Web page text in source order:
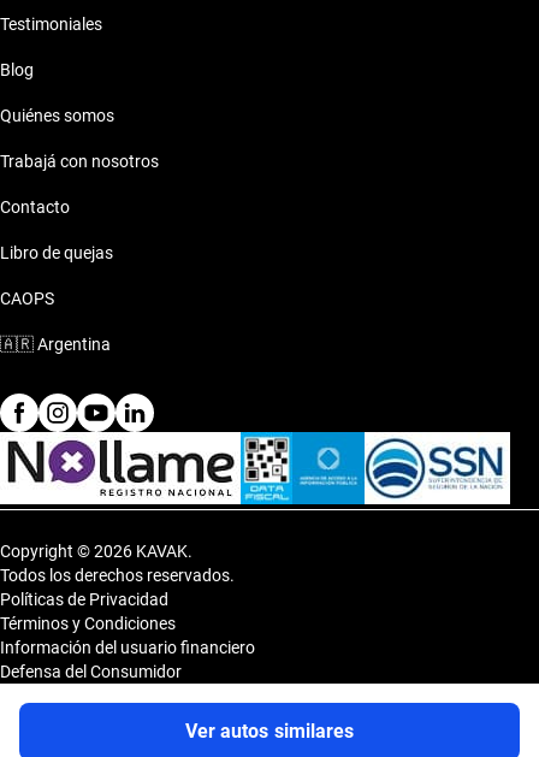
Ver autos similares
Testimoniales
Blog
Quiénes somos
Trabajá con nosotros
Contacto
Libro de quejas
CAOPS
🇦🇷Argentina
Copyright © 2026 KAVAK.
Todos los derechos reservados.
Políticas de Privacidad
Términos y Condiciones
Información del usuario financiero
Defensa del Consumidor
Shopping DOT 3er Subsuelo- Vedia 3600, CP 1430, Capital Federal,